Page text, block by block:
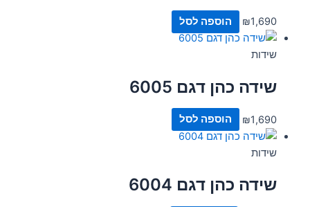
₪1,690 הוספה לסל
שידות
שידה כהן דגם 6005
₪1,690 הוספה לסל
שידות
שידה כהן דגם 6004